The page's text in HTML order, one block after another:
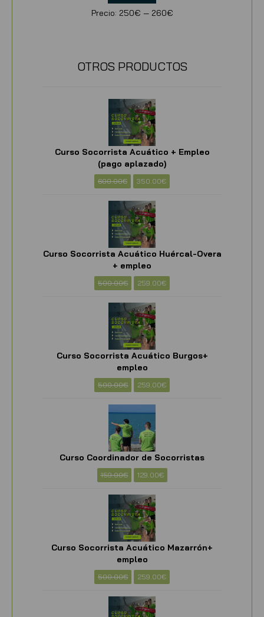
Precio: 250€ — 260€
OTROS PRODUCTOS
Curso Socorrista Acuático + Empleo
(pago aplazado)
600.00€ 350.00€
Curso Socorrista Acuático Huércal-Overa
+ empleo
500.00€ 259.00€
Curso Socorrista Acuático Burgos+
empleo
500.00€ 259.00€
Curso Coordinador de Socorristas
159.00€ 129.00€
Curso Socorrista Acuático Mazarrón+
empleo
500.00€ 259.00€